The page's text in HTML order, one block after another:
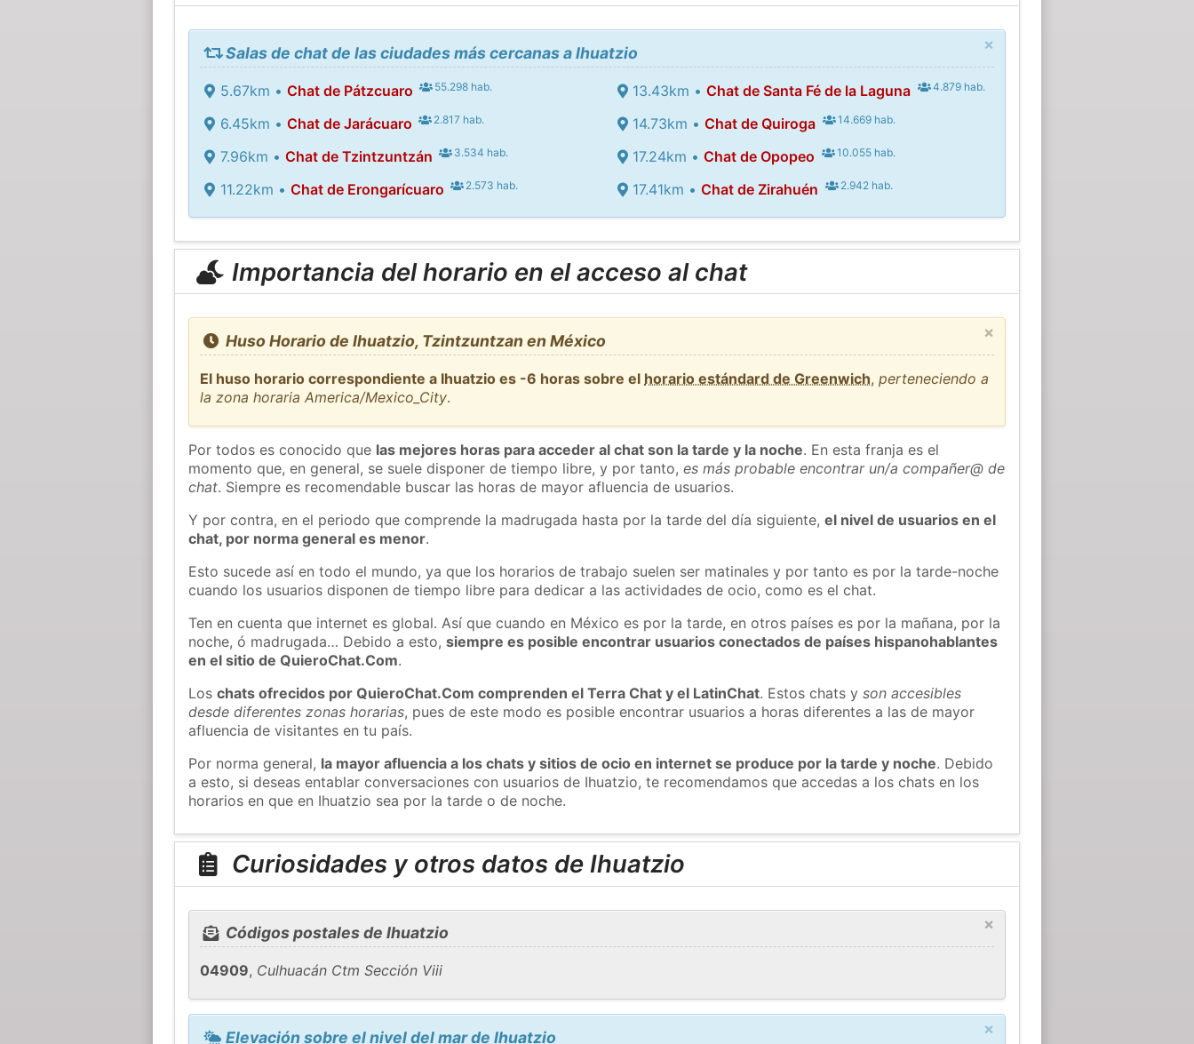
×
Salas de chat de las ciudades más cercanas a Ihuatzio
5.67km • Chat de Pátzcuaro 55.298 hab.
6.45km • Chat de Jarácuaro 2.817 hab.
7.96km • Chat de Tzintzuntzán 3.534 hab.
11.22km • Chat de Erongarícuaro 2.573 hab.
13.43km •Chat de Santa Fé de la Laguna 4.879 hab.
14.73km •Chat de Quiroga 14.669 hab.
17.24km •Chat de Opopeo 10.055 hab.
17.41km •Chat de Zirahuén 2.942 hab.
Importancia del horario en el acceso al chat
×
Huso Horario de Ihuatzio, Tzintzuntzan en México
El huso horario correspondiente a Ihuatzio es -6 horas sobre el horario estándard de Greenwich,perteneciendo a
la zona horaria America/Mexico_City.
Por todos es conocido que las mejores horas para acceder al chat son la tarde y la noche. En esta franja es el
momento que, en general, se suele disponer de tiempo libre, y por tanto,es más probable encontrar un/a compañer@ de
chat. Siempre es recomendable buscar las horas de mayor afluencia de usuarios.
Y por contra, en el periodo que comprende la madrugada hasta por la tarde del día siguiente,el nivel de usuarios en el
chat, por norma general es menor.
Esto sucede así en todo el mundo, ya que los horarios de trabajo suelen ser matinales y por tanto es por la tarde-noche
cuando los usuarios disponen de tiempo libre para dedicar a las actividades de ocio, como es el chat.
Ten en cuenta que internet es global. Así que cuando en México es por la tarde, en otros países es por la mañana, por la
noche, ó madrugada… Debido a esto,siempre es posible encontrar usuarios conectados de países hispanohablantes
en el sitio de QuieroChat.Com.
Loschats ofrecidos por QuieroChat.Com comprenden el Terra Chat y el LatinChat. Estos chats yson accesibles
desde diferentes zonas horarias, pues de este modo es posible encontrar usuarios a horas diferentes a las de mayor
afluencia de visitantes en tu país.
Por norma general, la mayor afluencia a los chats y sitios de ocio en internet se produce por la tarde y noche. Debido
a esto, si deseas entablar conversaciones con usuarios de Ihuatzio, te recomendamos que accedas a los chats en los
horarios en que en Ihuatzio sea por la tarde o de noche.
Curiosidades y otros datos de Ihuatzio
×
Códigos postales de Ihuatzio
04909, Culhuacán Ctm Sección Viii
×
Elevación sobre el nivel del mar de Ihuatzio